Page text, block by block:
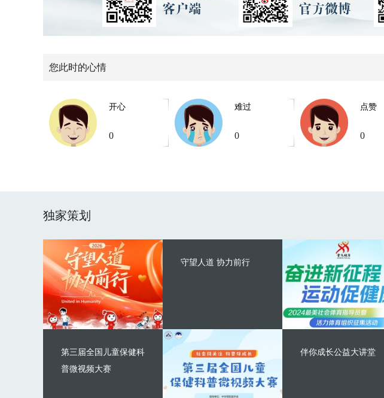
您此时的心情
开心
0
难过
0
点赞
0
独家策划
守望人道 协力前行
第三届全国儿童保健科
普微视频大赛
伴你成长公益大讲堂